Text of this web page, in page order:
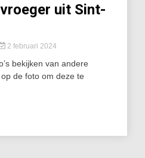
uit Sint-
2 februari 2024
bekijken van andere
de foto om deze te